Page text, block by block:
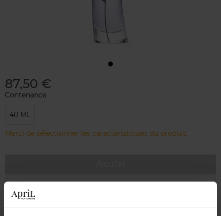
87,50 €
Contenance
40 ML
Merci de sélectionner les caractéristiques du produit.
Livraison gratuite à partir de 55€
Retour gratuit dans votre magasin